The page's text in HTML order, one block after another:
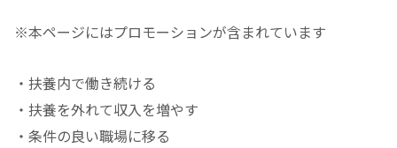
※本ページにはプロモーションが含まれています
・扶養内で働き続ける
・扶養を外れて収入を増やす
・条件の良い職場に移る